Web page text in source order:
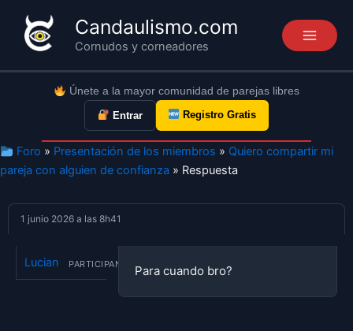
contenido
Candaulismo.com
Cornudos y corneadores
Únete a la mayor comunidad de parejas libres
Entrar Registro Gratis
Foro » Presentación de los miembros » Quiero compartir mi
pareja con alguien de confianza » Respuesta
1 junio 2026 a las 8h41
Lucian PARTICIPANTE Para cuando bro?